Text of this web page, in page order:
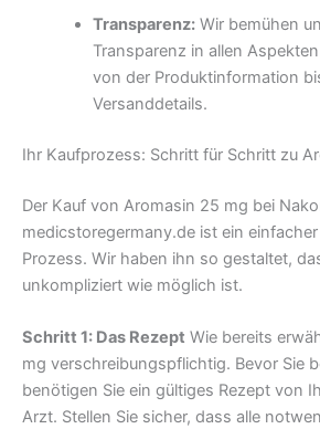
Transparenz:Wir bemühen
Transparenz in allen
von der Produktinformation
Versanddetails.
Ihr Kaufprozess: Schritt für Schritt zu
Der Kauf von Aromasin 25 mg bei
medicstoregermany.de ist ein
Prozess. Wir haben ihn so gestaltet,
unkompliziert wie möglich ist.
Schritt 1: Das Rezept Wie bereits
mg verschreibungspflichtig. Bevor Sie
benötigen Sie ein gültiges Rezept von
Arzt. Stellen Sie sicher, dass alle